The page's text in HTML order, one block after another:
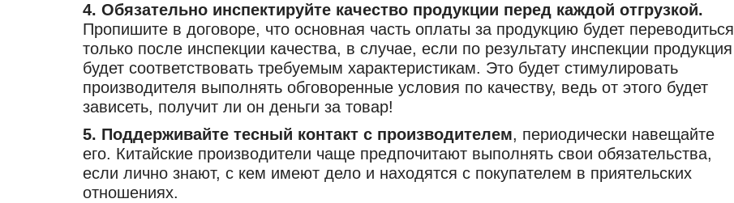
4. Обязательно инспектируйте качество продукции перед каждой отгрузкой.
Пропишите в договоре, что основная часть оплаты за продукцию будет переводиться
только после инспекции качества, в случае, если по результату инспекции продукция
будет соответствовать требуемым характеристикам. Это будет стимулировать
производителя выполнять обговоренные условия по качеству, ведь от этого будет
зависеть, получит ли он деньги за товар!
5. Поддерживайте тесный контакт с производителем, периодически навещайте
его. Китайские производители чаще предпочитают выполнять свои обязательства,
если лично знают, с кем имеют дело и находятся с покупателем в приятельских
отношениях.